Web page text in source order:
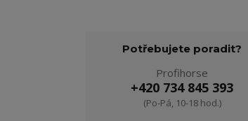
Potřebujete poradit?
Profihorse
+420 734 845 393
(Po-Pá, 10-18 hod.)